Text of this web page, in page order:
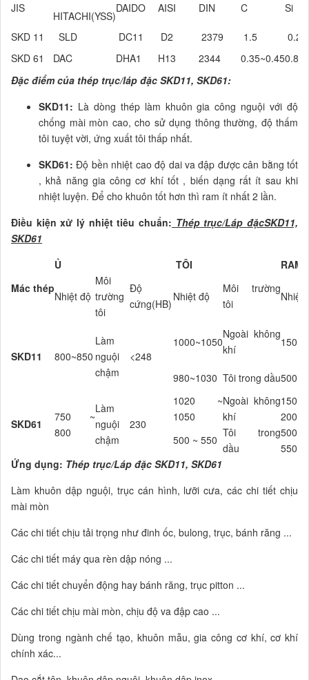
JIS
HITACHI(YSS)
DAIDO AISI DIN C Si
SKD 11 SLD DC11 D2 2379 1.5
0.25
SKD 61
DAC DHA1 H13 2344 0.35~0.45
Đặc điểm của thép trục/láp đặc SKD11, SKD61:
SKD11: Là dòng thép làm khuôn gia công nguội với độ
chống mài mòn cao, cho sử dụng thông thường, độ thấm
tôi tuyệt vời, ứng xuất tôi thấp nhất.
SKD61: Độ bền nhiệt cao độ dai va đập được cân bằng tốt
, khả năng gia công cơ khí tốt , biến dạng rất ít sau khi
nhiệt luyện. Để cho khuôn tốt hơn thì ram ít nhất 2 lần.
Điều kiện xử lý nhiệt tiêu chuẩn: Thép trục/Láp đặcSKD11,
SKD61
Mác thép
Ủ TÔI RAM
Nhiệt độ
Môi
trường
tôi
Độ
cứng(HB)
Nhiệt độ
Môi trường
tôi
Nhiệt
SKD11 800~850
Làm
nguội
chậm
<248
1000~1050
Ngoài không
khí
980~1030 Tôi trong dầu
SKD61
750 ~
800
Làm
nguội
chậm
230
1020 ~
1050
Ngoài không
khí
200
500 ~ 550
Tôi trong
dầu
550
Ứng dụng: Thép trục/Láp đặc SKD11, SKD61
Làm khuôn dập nguội, trục cán hình, lưỡi cưa, các chi tiết chịu
mài mòn
Các chi tiết chịu tải trọng như đinh ốc, bulong, trục, bánh răng ...
Các chi tiết máy qua rèn dập nóng ...
Các chi tiết chuyển động hay bánh răng, trục pitton ...
Các chi tiết chịu mài mòn, chịu độ va đập cao ...
Dùng trong ngành chế tạo, khuôn mẫu, gia công cơ khí, cơ khí
chính xác...